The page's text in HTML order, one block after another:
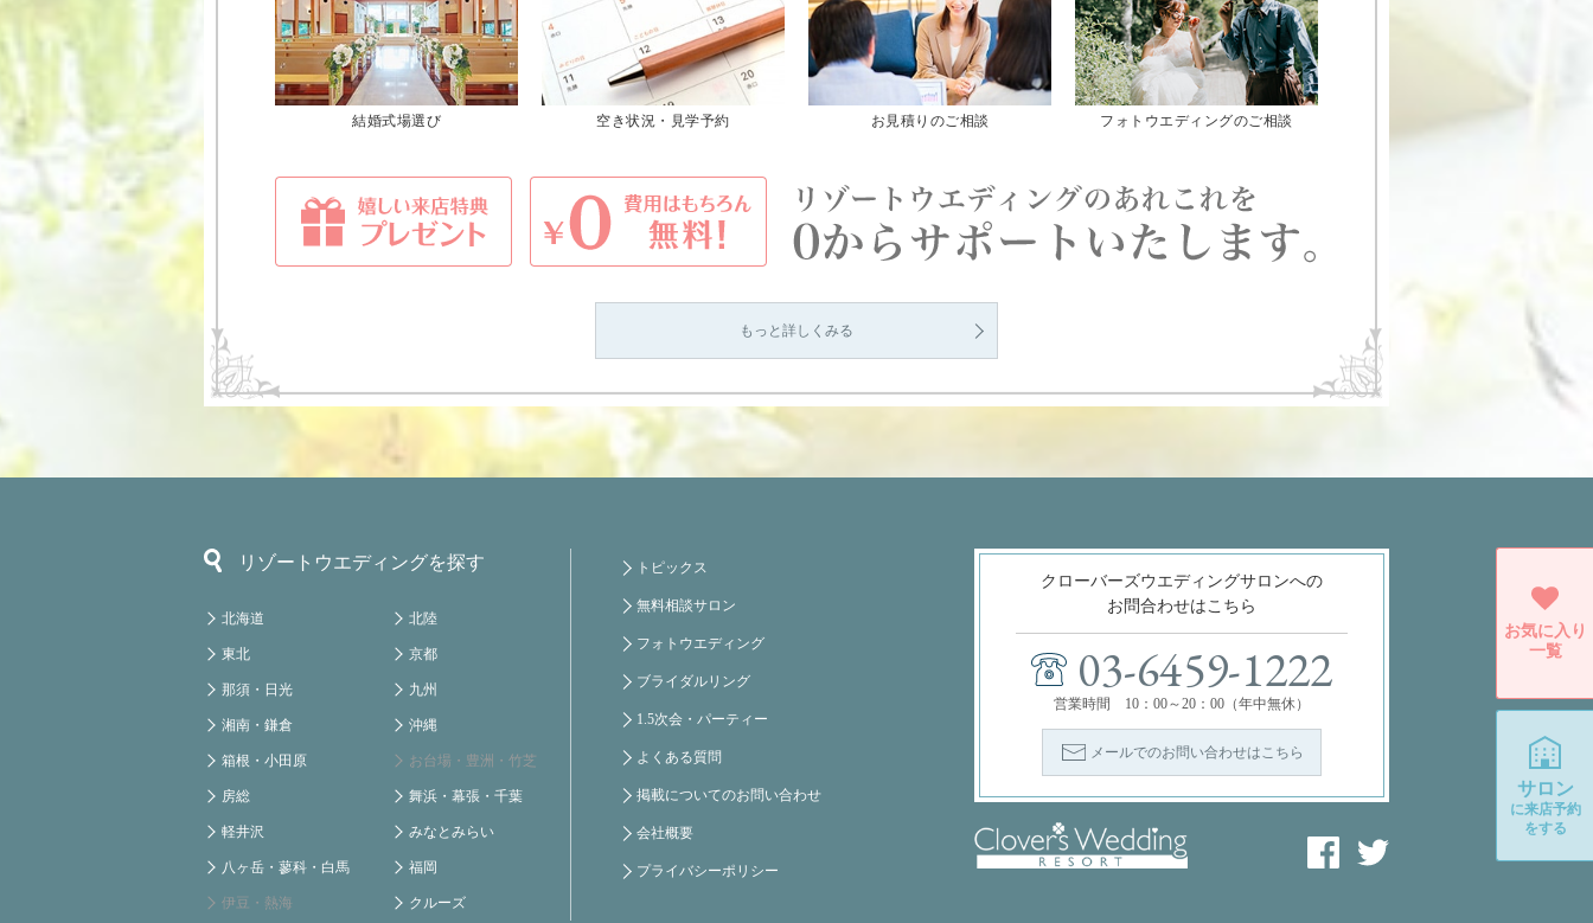
結婚式場選び 空き状況・見学予約 お見積りのご相談 フォトウエディングのご相談
もっと詳しくみる
リゾートウエディングを探す
北海道
東北
那須・日光
湘南・鎌倉
箱根・小田原
房総
軽井沢
八ヶ岳・蓼科・白馬
伊豆・熱海
北陸
京都
九州
沖縄
お台場・豊洲・竹芝
舞浜・幕張・千葉
みなとみらい
福岡
クルーズ
トピックス
無料相談サロン
フォトウエディング
ブライダルリング
1.5次会・パーティー
よくある質問
掲載についてのお問い合わせ
会社概要
プライバシーポリシー
クローバーズウエディングサロンへの
お問合わせはこちら
03-6459-1222
営業時間 10：00～20：00（年中無休）
メールでのお問い合わせはこちら
お気に入り
一覧
サロン
に来店予約
をする